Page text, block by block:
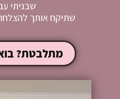
שבניתי
שתיקח אותך
מתלבטת?